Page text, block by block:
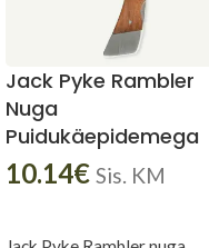
Jack Pyke Rambler
Nuga
Puidukäepidemega
10.14€ Sis. KM